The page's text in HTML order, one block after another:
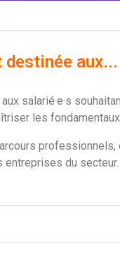
aux...
salarié·e·s
les
du secteur.